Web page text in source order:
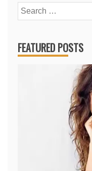
Search
for:
FEATURED POSTS